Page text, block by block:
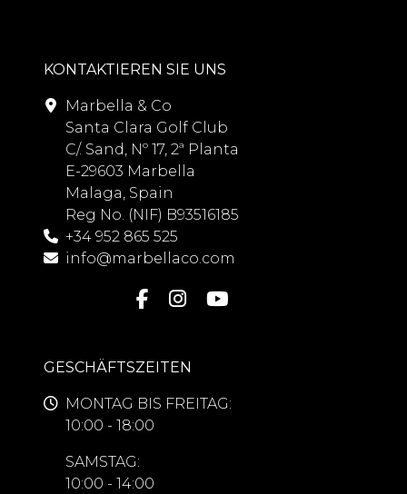
KONTAKTIEREN SIE UNS
Marbella & Co
Santa Clara Golf Club
C/. Sand, Nº 17, 2ª Planta
E-29603 Marbella
Malaga, Spain
Reg No. (NIF) B93516185
+34 952 865 525
info@marbellaco.com
GESCHÄFTSZEITEN
MONTAG BIS FREITAG:
10:00 - 18:00
SAMSTAG:
10:00 - 14:00